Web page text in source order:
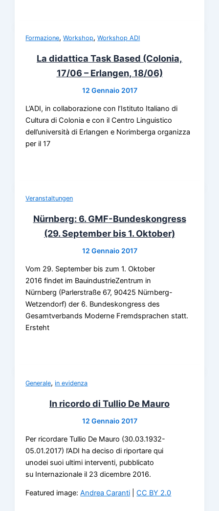
Formazione,Workshop,Workshop ADI
La didattica Task Based (Colonia,
17/06 – Erlangen, 18/06)
12 Gennaio 2017
L’ADI, in collaborazione con l’Istituto Italiano di
Cultura di Colonia e con il Centro Linguistico
dell’università di Erlangen e Norimberga organizza
per il 17
Veranstaltungen
Nürnberg: 6. GMF-Bundeskongress
(29. September bis 1. Oktober)
12 Gennaio 2017
Vom 29. September bis zum 1. Oktober
2016 findet im BauindustrieZentrum in
Nürnberg (Parlerstraße 67, 90425 Nürnberg-
Wetzendorf) der 6. Bundeskongress des
Gesamtverbands Moderne Fremdsprachen statt.
Ersteht
Generale,in evidenza
In ricordo di Tullio De Mauro
12 Gennaio 2017
Per ricordare Tullio De Mauro (30.03.1932-
05.01.2017) l’ADI ha deciso di riportare qui
unodei suoi ultimi interventi, pubblicato
su Internazionale il 23 dicembre 2016.
Featured image:Andrea Caranti |CC BY 2.0